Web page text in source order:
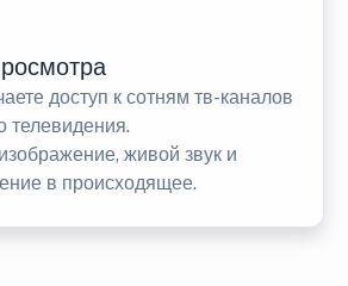
доступ к сотням тв-каналов
телевидения.
живой звук и
в происходящее.